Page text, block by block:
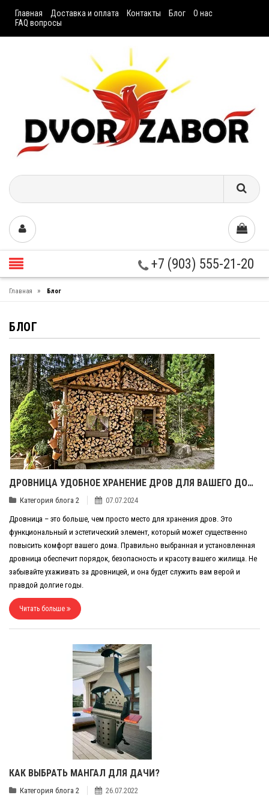
Главная Доставка и оплата Контакты Блог
О нас
FAQ вопросы
+7 (903) 555-21-20
Главная » Блог
БЛОГ
ДРОВНИЦА УДОБНОЕ ХРАНЕНИЕ ДРОВ ДЛЯ ВАШЕГО ДОМА
Категория блога 2 07.07.2024
Дровница – это больше, чем просто место для хранения дров. Это
функциональный и эстетический элемент, который может существенно
повысить комфорт вашего дома. Правильно выбранная и установленная
дровница обеспечит порядок, безопасность и красоту вашего жилища. Не
забывайте ухаживать за дровницей, и она будет служить вам верой и
правдой долгие годы.
Читать больше
КАК ВЫБРАТЬ МАНГАЛ ДЛЯ ДАЧИ?
Категория блога 2 26.07.2022